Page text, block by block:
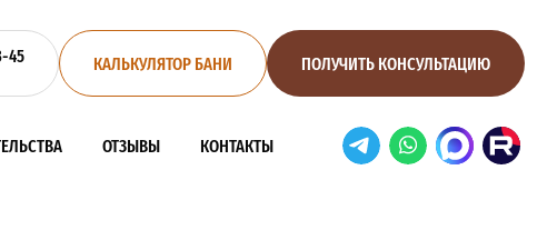
45 КАЛЬКУЛЯТОР БАНИ ПОЛУЧИТЬ КОНСУЛЬТАЦИЮ
ОТЗЫВЫ КОНТАКТЫ